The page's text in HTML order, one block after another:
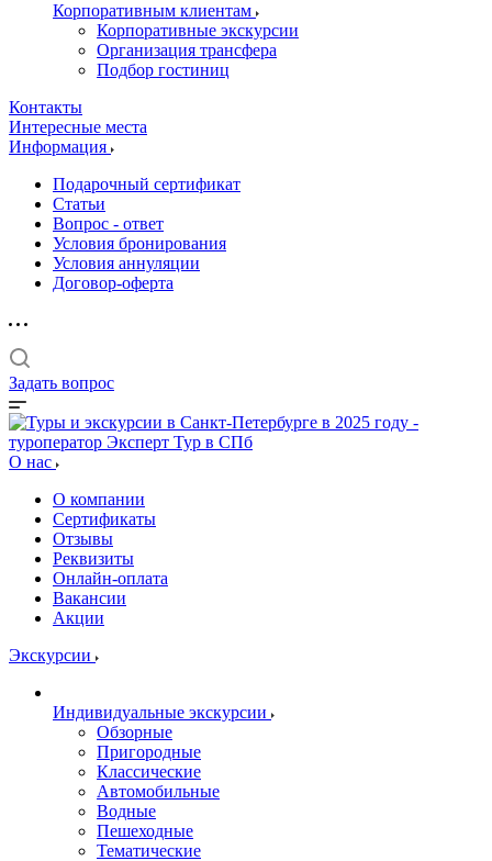
Корпоративным клиентам
Корпоративные экскурсии
Организация трансфера
Подбор гостиниц
Контакты
Интересные места
Информация
Подарочный сертификат
Статьи
Вопрос - ответ
Условия бронирования
Условия аннуляции
Договор-оферта
Задать вопрос
О нас
О компании
Сертификаты
Отзывы
Реквизиты
Онлайн-оплата
Вакансии
Акции
Экскурсии
Индивидуальные экскурсии
Обзорные
Пригородные
Классические
Автомобильные
Водные
Пешеходные
Тематические